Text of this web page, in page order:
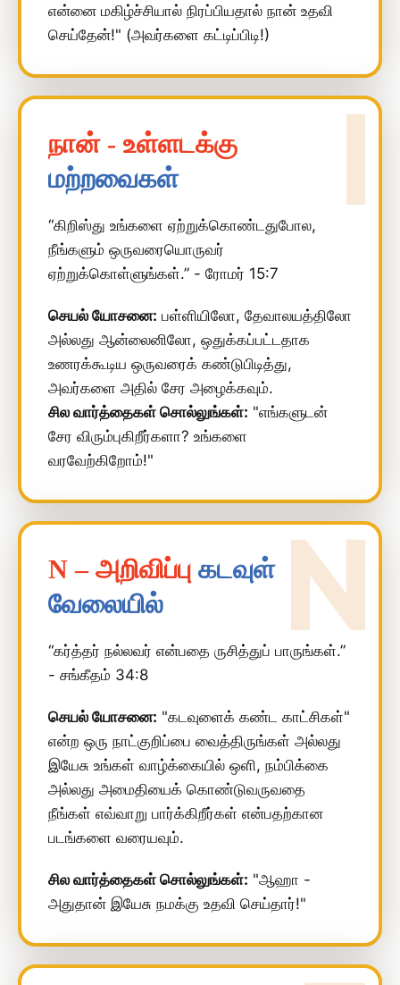
என்னை மகிழ்ச்சியால் நிரப்பியதால் நான் உதவி
செய்தேன்!" (அவர்களை கட்டிப்பிடி!)
நான் - உள்ளடக்கு
மற்றவைகள்
“கிறிஸ்து உங்களை ஏற்றுக்கொண்டதுபோல,
நீங்களும் ஒருவரையொருவர்
ஏற்றுக்கொள்ளுங்கள்.” - ரோமர் 15:7
செயல் யோசனை: பள்ளியிலோ, தேவாலயத்திலோ
அல்லது ஆன்லைனிலோ, ஒதுக்கப்பட்டதாக
உணரக்கூடிய ஒருவரைக் கண்டுபிடித்து,
அவர்களை அதில் சேர அழைக்கவும்.
சில வார்த்தைகள் சொல்லுங்கள்: "எங்களுடன்
சேர விரும்புகிறீர்களா? உங்களை
வரவேற்கிறோம்!"
N – அறிவிப்பு கடவுள்
வேலையில்
“கர்த்தர் நல்லவர் என்பதை ருசித்துப் பாருங்கள்.”
- சங்கீதம் 34:8
செயல் யோசனை: "கடவுளைக் கண்ட காட்சிகள்"
என்ற ஒரு நாட்குறிப்பை வைத்திருங்கள் அல்லது
இயேசு உங்கள் வாழ்க்கையில் ஒளி, நம்பிக்கை
அல்லது அமைதியைக் கொண்டுவருவதை
நீங்கள் எவ்வாறு பார்க்கிறீர்கள் என்பதற்கான
படங்களை வரையவும்.
சில வார்த்தைகள் சொல்லுங்கள்: "ஆஹா -
அதுதான் இயேசு நமக்கு உதவி செய்தார்!"